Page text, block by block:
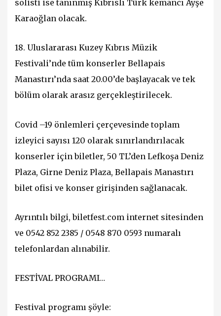
solisti ise tanınmış Kıbrıslı Türk kemancı Ayşe
Karaoğlan olacak.
18. Uluslararası Kuzey Kıbrıs Müzik
Festivali’nde tüm konserler Bellapais
Manastırı’nda saat 20.00’de başlayacak ve tek
bölüm olarak arasız gerçekleştirilecek.
Covid –19 önlemleri çerçevesinde toplam
izleyici sayısı 120 olarak sınırlandırılacak
konserler için biletler, 50 TL’den Lefkoşa Deniz
Plaza, Girne Deniz Plaza, Bellapais Manastırı
bilet ofisi ve konser girişinden sağlanacak.
Ayrıntılı bilgi, biletfest.com internet sitesinden
ve 0542 852 2385 / 0548 870 0593 numaralı
telefonlardan alınabilir.
FESTİVAL PROGRAMI…
Festival programı şöyle: